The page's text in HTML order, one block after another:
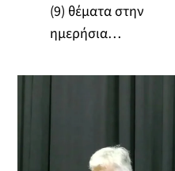
(9) θέματα στην
ημερήσια…